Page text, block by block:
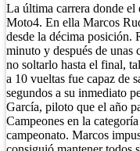
La última carrera donde
Moto4. En ella Marcos
desde la décima posición.
minuto y después de unas
no soltarlo hasta el final,
a 10 vueltas fue capaz de
segundos a su inmediato
García, piloto que el año
Campeones en la
campeonato. Marcos